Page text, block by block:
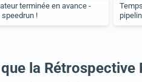
terminée en avance -
!
la Rétrospective